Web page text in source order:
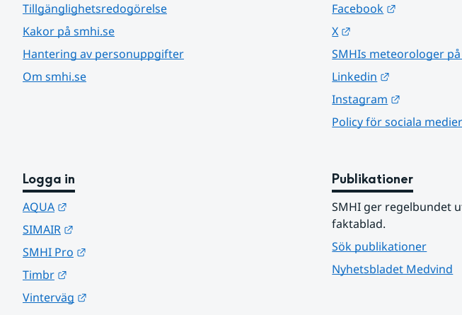
Tillgänglighetsredogörelse
Kakor på smhi.se
Hantering av personuppgifter
Om smhi.se
Facebook
X
SMHIs meteorologer på
Linkedin
Instagram
Policy för sociala medier
Logga in
AQUA
SIMAIR
SMHI Pro
Timbr
Vinterväg
Publikationer
SMHI ger regelbundet
faktablad.
Sök publikationer
Nyhetsbladet Medvind